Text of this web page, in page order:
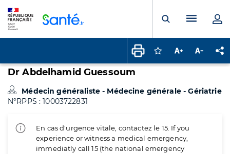
Ouvrir laMenu
Connectez-vous
Augmenter la
Dr Abdelhamid Guessoum
Médecin généraliste - Médecine générale - Gériatrie
N°RPPS : 10003722831
En cas d'urgence vitale, contactez le 15. If you
experience or witness a medical emergency,
immediatly call 15 (the national emergency